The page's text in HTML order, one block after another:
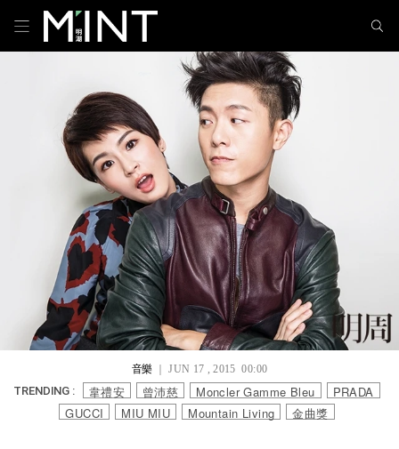
音樂｜ JUN 17 , 2015 00:00
TRENDING : 韋禮安 曾沛慈 Moncler Gamme Bleu
PRADA
GUCCI
MIU MIU Mountain Living 金曲獎